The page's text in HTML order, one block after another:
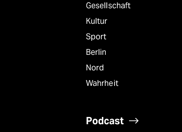
Gesellschaft
Kultur
Sport
Berlin
Nord
Wahrheit
Podcast